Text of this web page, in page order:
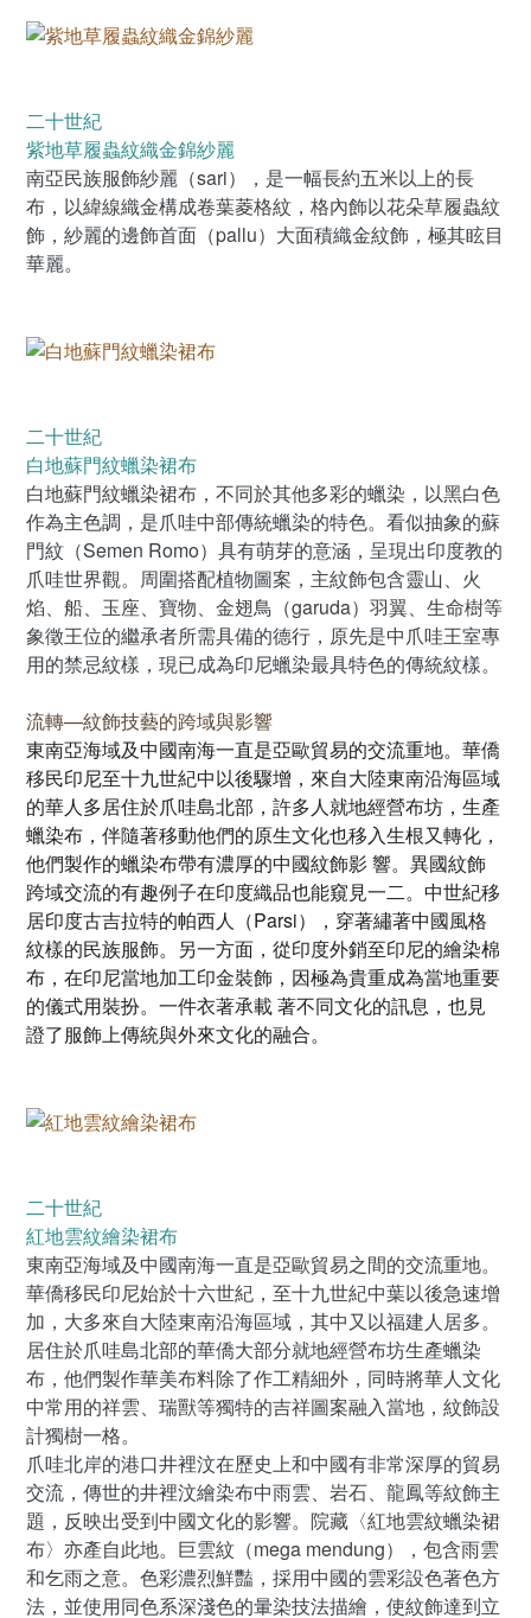
二十世紀
紫地草履蟲紋織金錦紗麗
南亞民族服飾紗麗（sari），是一幅長約五米以上的長
布，以緯線織金構成卷葉菱格紋，格內飾以花朵草履蟲紋
飾，紗麗的邊飾首面（pallu）大面積織金紋飾，極其眩目
華麗。
二十世紀
白地蘇門紋蠟染裙布
白地蘇門紋蠟染裙布，不同於其他多彩的蠟染，以黑白色
作為主色調，是爪哇中部傳統蠟染的特色。看似抽象的蘇
門紋（Semen Romo）具有萌芽的意涵，呈現出印度教的
爪哇世界觀。周圍搭配植物圖案，主紋飾包含靈山、火
焰、船、玉座、寶物、金翅鳥（garuda）羽翼、生命樹等
象徵王位的繼承者所需具備的德行，原先是中爪哇王室專
用的禁忌紋樣，現已成為印尼蠟染最具特色的傳統紋樣。
流轉—紋飾技藝的跨域與影響
東南亞海域及中國南海一直是亞歐貿易的交流重地。華僑
移民印尼至十九世紀中以後驟增，來自大陸東南沿海區域
的華人多居住於爪哇島北部，許多人就地經營布坊，生產
蠟染布，伴隨著移動他們的原生文化也移入生根又轉化，
他們製作的蠟染布帶有濃厚的中國紋飾影 響。異國紋飾
跨域交流的有趣例子在印度織品也能窺見一二。中世紀移
居印度古吉拉特的帕西人（Parsi），穿著繡著中國風格
紋樣的民族服飾。另一方面，從印度外銷至印尼的繪染棉
布，在印尼當地加工印金裝飾，因極為貴重成為當地重要
的儀式用裝扮。一件衣著承載 著不同文化的訊息，也見
證了服飾上傳統與外來文化的融合。
二十世紀
紅地雲紋繪染裙布
東南亞海域及中國南海一直是亞歐貿易之間的交流重地。
華僑移民印尼始於十六世紀，至十九世紀中葉以後急速增
加，大多來自大陸東南沿海區域，其中又以福建人居多。
居住於爪哇島北部的華僑大部分就地經營布坊生產蠟染
布，他們製作華美布料除了作工精細外，同時將華人文化
中常用的祥雲、瑞獸等獨特的吉祥圖案融入當地，紋飾設
計獨樹一格。
爪哇北岸的港口井裡汶在歷史上和中國有非常深厚的貿易
交流，傳世的井裡汶繪染布中雨雲、岩石、龍鳳等紋飾主
題，反映出受到中國文化的影響。院藏〈紅地雲紋蠟染裙
布〉亦產自此地。巨雲紋（mega mendung），包含雨雲
和乞雨之意。色彩濃烈鮮豔，採用中國的雲彩設色著色方
法，並使用同色系深淺色的暈染技法描繪，使紋飾達到立